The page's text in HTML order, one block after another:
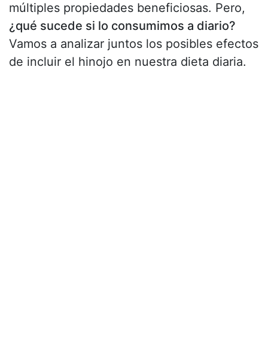
múltiples propiedades beneficiosas. Pero,
¿qué sucede si lo consumimos a diario?
Vamos a analizar juntos los posibles efectos
de incluir el hinojo en nuestra dieta diaria.